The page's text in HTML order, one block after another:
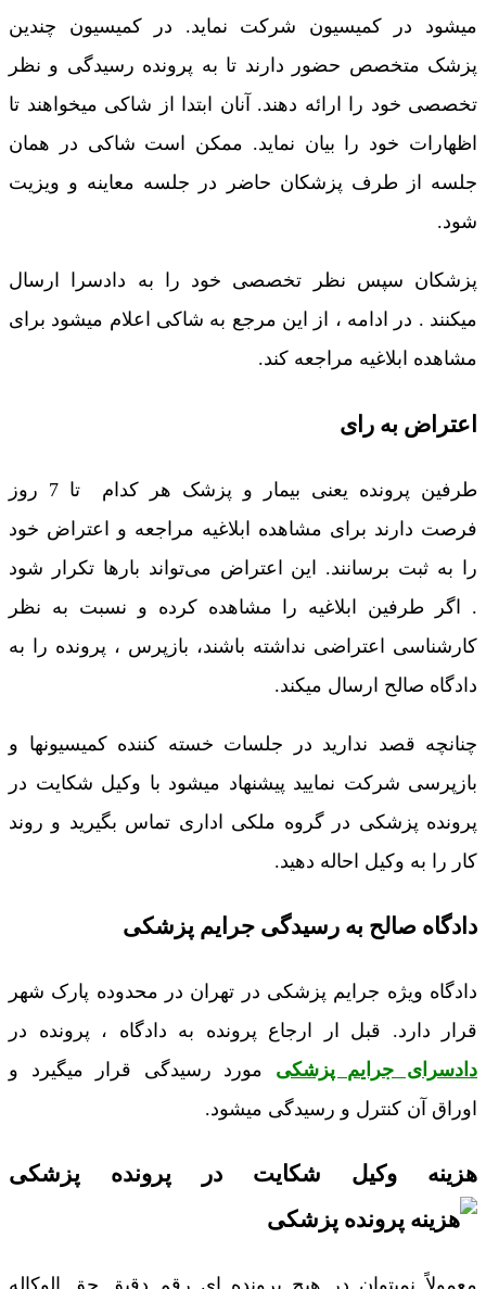
میشود در کمیسیون شرکت نماید. در کمیسیون چندین
پزشک متخصص حضور دارند تا به پرونده رسیدگی و نظر
تخصصی خود را ارائه دهند. آنان ابتدا از شاکی میخواهند تا
اظهارات خود را بیان نماید. ممکن است شاکی در همان
جلسه از طرف پزشکان حاضر در جلسه معاینه و ویزیت
شود.
پزشکان سپس نظر تخصصی خود را به دادسرا ارسال
میکنند . در ادامه ، از این مرجع به شاکی اعلام میشود برای
مشاهده ابلاغیه مراجعه کند.
اعتراض به رای
طرفین پرونده یعنی بیمار و پزشک هر کدام تا 7 روز
فرصت دارند برای مشاهده ابلاغیه مراجعه و اعتراض خود
را به ثبت برسانند. این اعتراض می‌تواند بارها تکرار شود
. اگر طرفین ابلاغیه را مشاهده کرده و نسبت به نظر
کارشناسی اعتراضی نداشته باشند، بازپرس ، پرونده را به
دادگاه صالح ارسال میکند.
چنانچه قصد ندارید در جلسات خسته کننده کمیسیونها و
بازپرسی شرکت نمایید پیشنهاد میشود با وکیل شکایت در
پرونده پزشکی در گروه ملکی اداری تماس بگیرید و روند
کار را به وکیل احاله دهید.
دادگاه صالح به رسیدگی جرایم پزشکی
دادگاه ویژه جرایم پزشکی در تهران در محدوده پارک شهر
قرار دارد. قبل ار ارجاع پرونده به دادگاه ، پرونده در
دادسرای جرایم پزشکی مورد رسیدگی قرار میگیرد و
اوراق آن کنترل و رسیدگی میشود.
هزینه وکیل شکایت در پرونده پزشکی
معمولاً نمیتوان در هیچ پرونده ای رقم دقیق حق الوکاله